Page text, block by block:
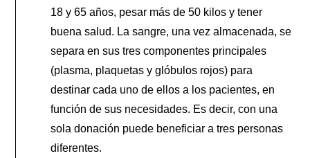
18 y 65 años, pesar más de 50 kilos y tener
buena salud. La sangre, una vez almacenada, se
separa en sus tres componentes principales
(plasma, plaquetas y glóbulos rojos) para
destinar cada uno de ellos a los pacientes, en
función de sus necesidades. Es decir, con una
sola donación puede beneficiar a tres personas
diferentes.